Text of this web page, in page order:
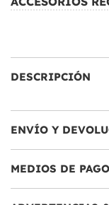
DESCRIPCIÓN
ENVÍO Y
MEDIOS DE PAGO